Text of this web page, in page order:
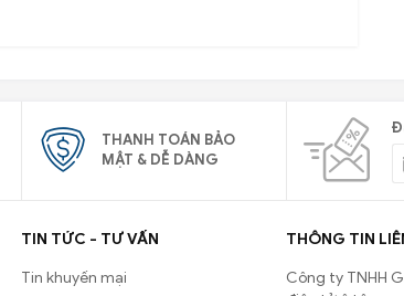
THANH TOÁN BẢO
MẬT & DỄ DÀNG
TIN TỨC - TƯ VẤN
Tin khuyến mại
THÔNG TIN
Công ty TNHH